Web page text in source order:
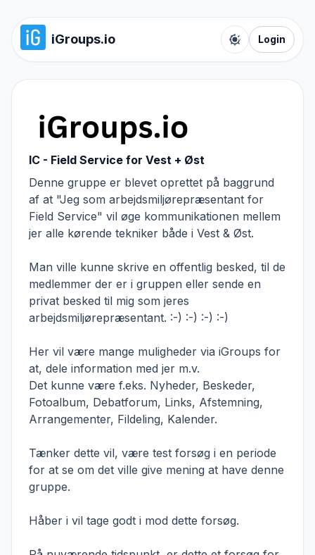
iGroups.io
Toggle color
Login
IC - Field Service for Vest + Øst
Denne gruppe er blevet oprettet på baggrund
af at "Jeg som arbejdsmiljørepræsentant for
Field Service" vil øge kommunikationen mellem
jer alle kørende tekniker både i Vest & Øst.
Man ville kunne skrive en offentlig besked, til de
medlemmer der er i gruppen eller sende en
privat besked til mig som jeres
arbejdsmiljørepræsentant. :-) :-) :-) :-)
Her vil være mange muligheder via iGroups for
at, dele information med jer m.v.
Det kunne være f.eks. Nyheder, Beskeder,
Fotoalbum, Debatforum, Links, Afstemning,
Arrangementer, Fildeling, Kalender.
Tænker dette vil, være test forsøg i en periode
for at se om det ville give mening at have denne
gruppe.
Håber i vil tage godt i mod dette forsøg.